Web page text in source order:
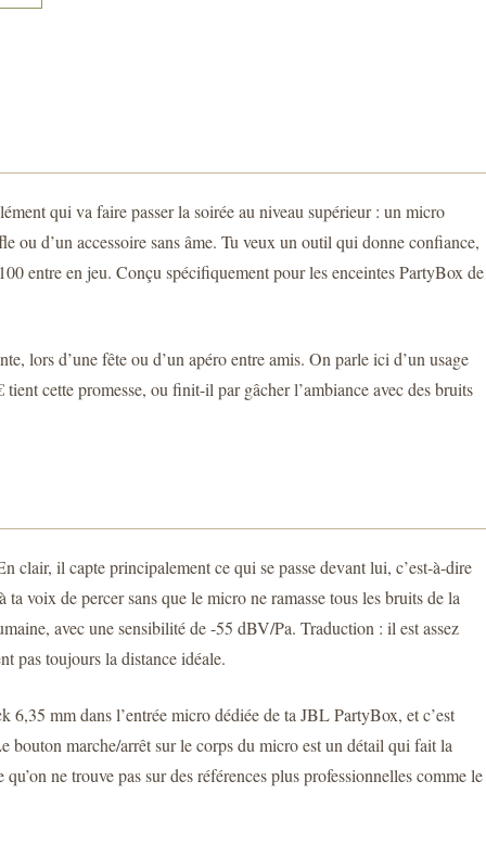
qui va faire passer la soirée au niveau supérieur : un micro
ou d’un accessoire sans âme. Tu veux un outil qui donne confiance,
entre en jeu. Conçu spécifiquement pour les enceintes PartyBox de
lors d’une fête ou d’un apéro entre amis. On parle ici d’un usage
cette promesse, ou finit-il par gâcher l’ambiance avec des bruits
clair, il capte principalement ce qui se passe devant lui, c’est-à-dire
voix de percer sans que le micro ne ramasse tous les bruits de la
avec une sensibilité de -55 dBV/Pa. Traduction : il est assez
pas toujours la distance idéale.
mm dans l’entrée micro dédiée de ta JBL PartyBox, et c’est
bouton marche/arrêt sur le corps du micro est un détail qui fait la
ne trouve pas sur des références plus professionnelles comme le